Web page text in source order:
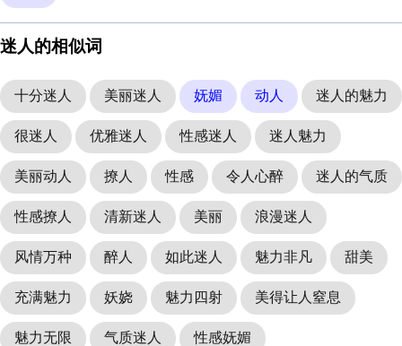
迷人的相似词
十分迷人 美丽迷人 妩媚 动人 迷人的魅力
很迷人 优雅迷人 性感迷人 迷人魅力
美丽动人 撩人 性感 令人心醉 迷人的气质
性感撩人 清新迷人 美丽 浪漫迷人
风情万种 醉人 如此迷人 魅力非凡 甜美
充满魅力 妖娆 魅力四射 美得让人窒息
魅力无限 气质迷人 性感妩媚